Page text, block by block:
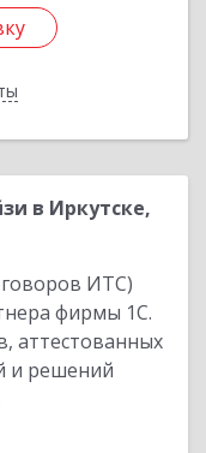
в Иркутске,
ИТС)
фирмы 1С.
аттестованных
и решений